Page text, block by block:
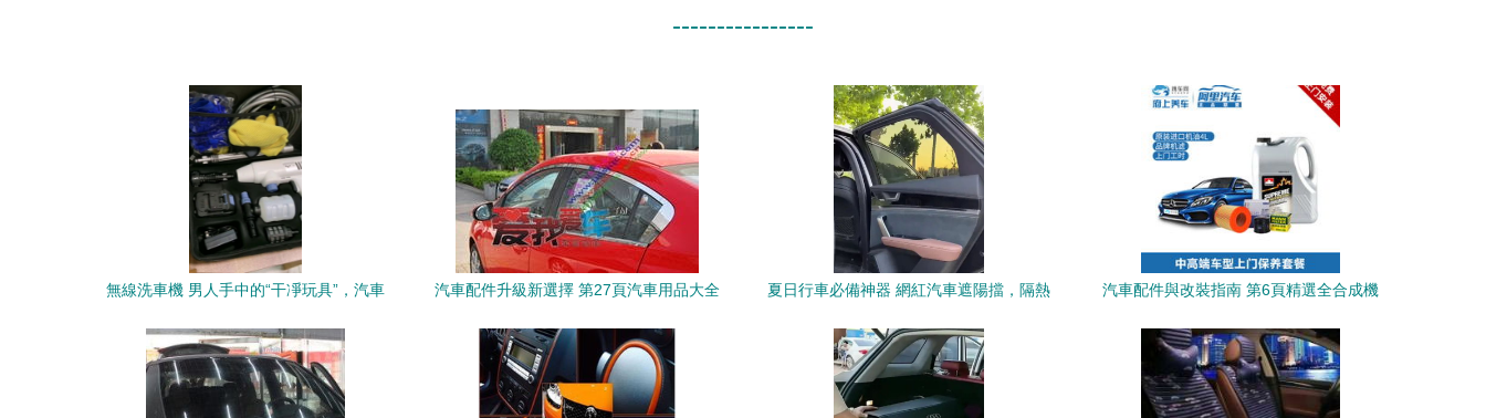
----------------
無線洗車機 男人手中的“干凈玩具”，汽車
汽車配件升級新選擇 第27頁汽車用品大全
夏日行車必備神器 網紅汽車遮陽擋，隔熱
汽車配件與改裝指南 第6頁精選全合成機